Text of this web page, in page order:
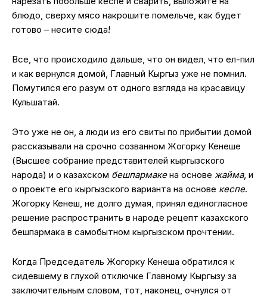
блюдо, сверху мясо накрошите помельче, как будет
готово – несите сюда!
Все, что происходило дальше, что он видел, что ел-пил
и как вернулся домой, Главный Кыргыз уже не помнил.
Помутился его разум от одного взгляда на красавицу
Кульшатай.
Это уже не он, а люди из его свиты по прибытии домой
рассказывали на срочно созванном Жогорку Кенеше
(Высшее собрание представителей кыргызского
народа) и о казахском бешпармакена основе жайма, и
о проекте его кыргызского варианта на основе кеспе.
Жогорку Кенеш, не долго думая, принял единогласное
решение распространить в народе рецепт казахского
бешпармака в самобытном кыргызском прочтении.
Когда Председатель Жогорку Кенеша обратился к
сидевшему в глухой отключке Главному Кыргызу за
заключительным словом, тот, наконец, очнулся от